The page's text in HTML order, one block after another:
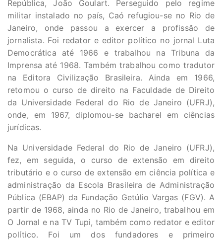
República, João Goulart. Perseguido pelo regime
militar instalado no país, Caó refugiou-se no Rio de
Janeiro, onde passou a exercer a profissão de
jornalista. Foi redator e editor político no jornal Luta
Democrática até 1966 e trabalhou na Tribuna da
Imprensa até 1968. Também trabalhou como tradutor
na Editora Civilização Brasileira. Ainda em 1966,
retomou o curso de direito na Faculdade de Direito
da Universidade Federal do Rio de Janeiro (UFRJ),
onde, em 1967, diplomou-se bacharel em ciências
jurídicas.
Na Universidade Federal do Rio de Janeiro (UFRJ),
fez, em seguida, o curso de extensão em direito
tributário e o curso de extensão em ciência política e
administração da Escola Brasileira de Administração
Pública (EBAP) da Fundação Getúlio Vargas (FGV). A
partir de 1968, ainda no Rio de Janeiro, trabalhou em
O Jornal e na TV Tupi, também como redator e editor
político. Foi um dos fundadores e primeiro